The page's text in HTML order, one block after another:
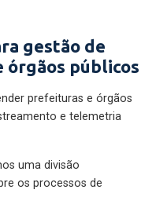
gestão de
públicos
prefeituras e órgãos
e telemetria
uma divisão
os processos de